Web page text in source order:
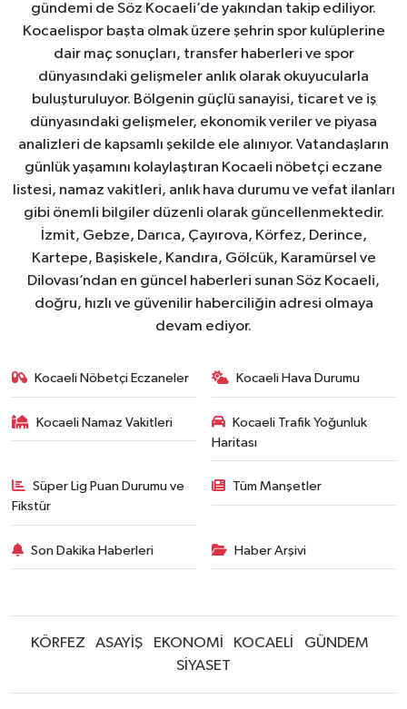
gündemi de Söz Kocaeli’de yakından takip ediliyor.
Kocaelispor başta olmak üzere şehrin spor kulüplerine
dair maç sonuçları, transfer haberleri ve spor
dünyasındaki gelişmeler anlık olarak okuyucularla
buluşturuluyor. Bölgenin güçlü sanayisi, ticaret ve iş
dünyasındaki gelişmeler, ekonomik veriler ve piyasa
analizleri de kapsamlı şekilde ele alınıyor. Vatandaşların
günlük yaşamını kolaylaştıran Kocaeli nöbetçi eczane
listesi, namaz vakitleri, anlık hava durumu ve vefat ilanları
gibi önemli bilgiler düzenli olarak güncellenmektedir.
İzmit, Gebze, Darıca, Çayırova, Körfez, Derince,
Kartepe, Başiskele, Kandıra, Gölcük, Karamürsel ve
Dilovası’ndan en güncel haberleri sunan Söz Kocaeli,
doğru, hızlı ve güvenilir haberciliğin adresi olmaya
devam ediyor.
Kocaeli Nöbetçi Eczaneler Kocaeli Hava Durumu
Kocaeli Namaz Vakitleri
Kocaeli Trafik Yoğunluk
Haritası
Süper Lig Puan Durumu ve
Fikstür
Tüm Manşetler
Son Dakika Haberleri Haber Arşivi
KÖRFEZ ASAYİŞ EKONOMİ KOCAELİ
GÜNDEM
SİYASET